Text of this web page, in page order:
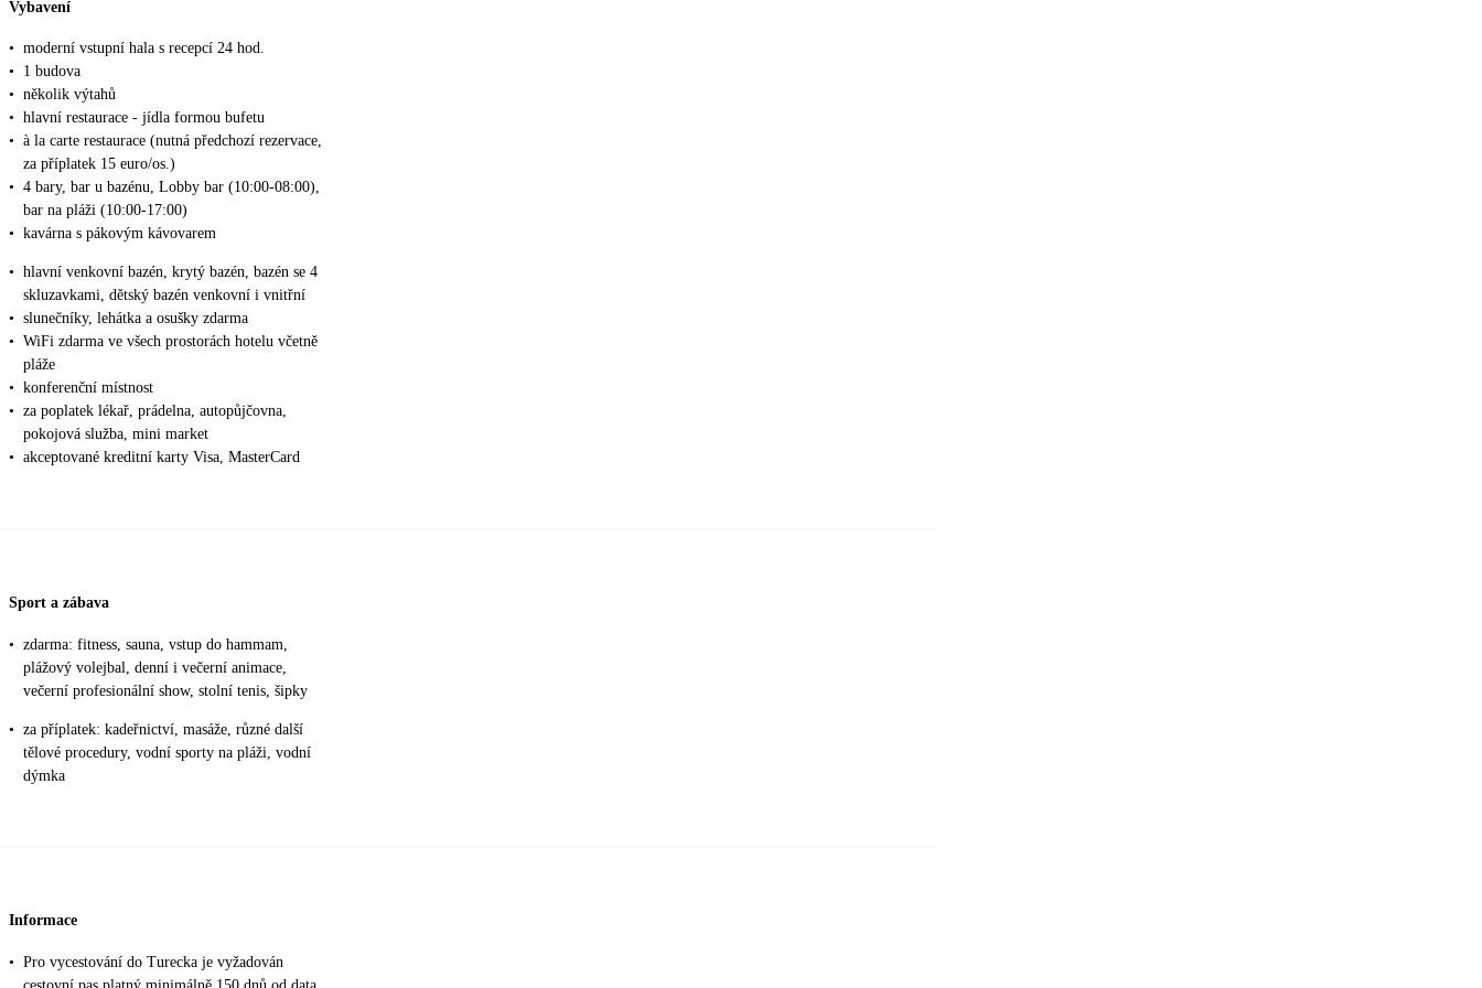
Vybavení
• moderní vstupní hala s recepcí 24 hod.
•
1 budova
• několik výtahů
• hlavní restaurace - jídla formou bufetu
• à la carte restaurace (nutná předchozí rezervace,
za příplatek 15 euro/os.)
• 4 bary, bar u bazénu, Lobby bar (10:00-08:00),
bar na pláži (10:00-17:00)
• kavárna s pákovým kávovarem
• hlavní venkovní bazén, krytý bazén, bazén se 4
skluzavkami, dětský bazén venkovní i vnitřní
• slunečníky, lehátka a osušky zdarma
• WiFi zdarma ve všech prostorách hotelu včetně
pláže
• konferenční místnost
• za poplatek lékař, prádelna, autopůjčovna,
pokojová služba, mini market
• akceptované kreditní karty Visa, MasterCard
Sport a zábava
• zdarma: fitness, sauna, vstup do hammam,
plážový volejbal, denní i večerní animace,
večerní profesionální show, stolní tenis, šipky
• za příplatek: kadeřnictví, masáže, různé další
tělové procedury, vodní sporty na pláži, vodní
dýmka
Informace
• Pro vycestování do Turecka je vyžadován